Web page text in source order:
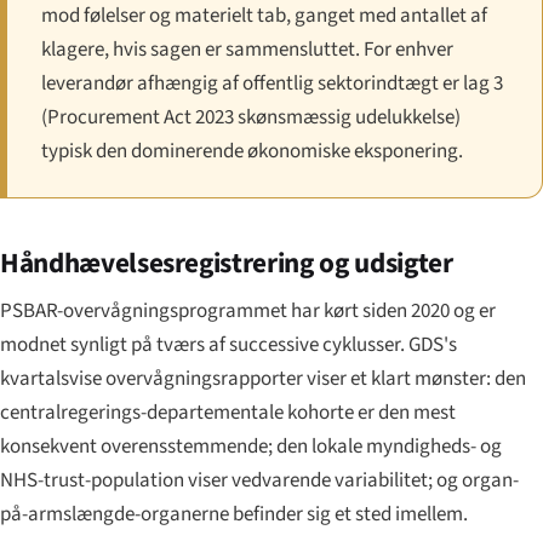
mod følelser og materielt tab, ganget med antallet af
klagere, hvis sagen er sammensluttet. For enhver
leverandør afhængig af offentlig sektorindtægt er lag 3
(Procurement Act 2023 skønsmæssig udelukkelse)
typisk den dominerende økonomiske eksponering.
Håndhævelsesregistrering og udsigter
PSBAR-overvågningsprogrammet har kørt siden 2020 og er
modnet synligt på tværs af successive cyklusser. GDS's
kvartalsvise overvågningsrapporter viser et klart mønster: den
centralregerings-departementale kohorte er den mest
konsekvent overensstemmende; den lokale myndigheds- og
NHS-trust-population viser vedvarende variabilitet; og organ-
på-armslængde-organerne befinder sig et sted imellem.